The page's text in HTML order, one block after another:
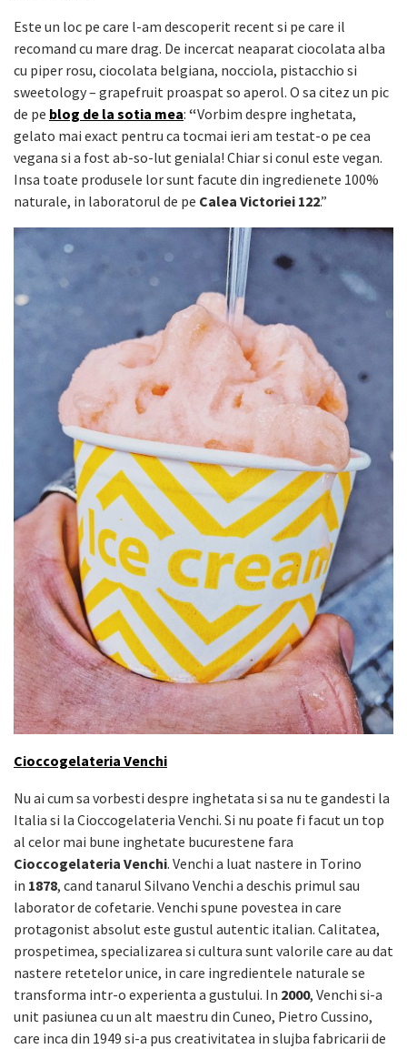
Este un loc pe care l-am descoperit recent si pe care il
recomand cu mare drag. De incercat neaparat ciocolata alba
cu piper rosu, ciocolata belgiana, nocciola, pistacchio si
sweetology – grapefruit proaspat so aperol. O sa citez un pic
de pe blog de la sotia mea: “Vorbim despre inghetata,
gelato mai exact pentru ca tocmai ieri am testat-o pe cea
vegana si a fost ab-so-lut geniala! Chiar si conul este vegan.
Insa toate produsele lor sunt facute din ingredienete 100%
naturale, in laboratorul de pe Calea Victoriei 122.”
Cioccogelateria Venchi
Nu ai cum sa vorbesti despre inghetata si sa nu te gandesti la
Italia si la Cioccogelateria Venchi. Si nu poate fi facut un top
al celor mai bune inghetate bucurestene fara
Cioccogelateria Venchi. Venchi a luat nastere in Torino
in 1878, cand tanarul Silvano Venchi a deschis primul sau
laborator de cofetarie. Venchi spune povestea in care
protagonist absolut este gustul autentic italian. Calitatea,
prospetimea, specializarea si cultura sunt valorile care au dat
nastere retetelor unice, in care ingredientele naturale se
transforma intr-o experienta a gustului. In 2000, Venchi si-a
unit pasiunea cu un alt maestru din Cuneo, Pietro Cussino,
care inca din 1949 si-a pus creativitatea in slujba fabricarii de